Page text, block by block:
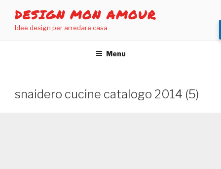
contenuto
DESIGN MON AMOUR
Idee design per arredare casa
Menu
snaidero cucine catalogo 2014 (5)